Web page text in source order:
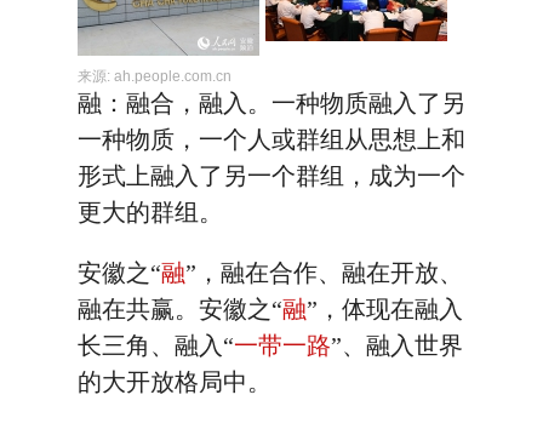
来源: ah.people.com.cn
融：融合，融入。一种物质融入了另
一种物质，一个人或群组从思想上和
形式上融入了另一个群组，成为一个
更大的群组。
安徽之“融”，融在合作、融在开放、
融在共赢。安徽之“融”，体现在融入
长三角、融入“一带一路”、融入世界
的大开放格局中。